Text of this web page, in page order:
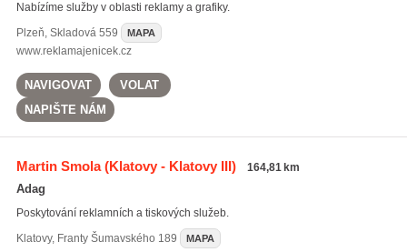
Nabízíme služby v oblasti reklamy a grafiky.
Plzeň, Skladová 559 MAPA
www.reklamajenicek.cz
NAVIGOVAT
VOLAT
NAPIŠTE NÁM
Martin Smola(Klatovy - Klatovy III) 164,81 km
Adag
Poskytování reklamních a tiskových služeb.
Klatovy, Franty Šumavského 189 MAPA